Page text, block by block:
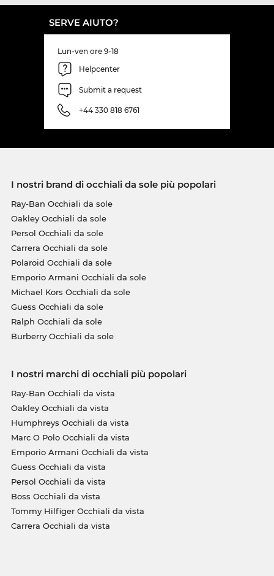
SERVE AIUTO?
Lun-ven ore 9-18
Helpcenter
Submit a request
+44 330 818 6761
I nostri brand di occhiali da sole più popolari
Ray-Ban Occhiali da sole
Oakley Occhiali da sole
Persol Occhiali da sole
Carrera Occhiali da sole
Polaroid Occhiali da sole
Emporio Armani Occhiali da sole
Michael Kors Occhiali da sole
Guess Occhiali da sole
Ralph Occhiali da sole
Burberry Occhiali da sole
I nostri marchi di occhiali più popolari
Ray-Ban Occhiali da vista
Oakley Occhiali da vista
Humphreys Occhiali da vista
Marc O Polo Occhiali da vista
Emporio Armani Occhiali da vista
Guess Occhiali da vista
Persol Occhiali da vista
Boss Occhiali da vista
Tommy Hilfiger Occhiali da vista
Carrera Occhiali da vista